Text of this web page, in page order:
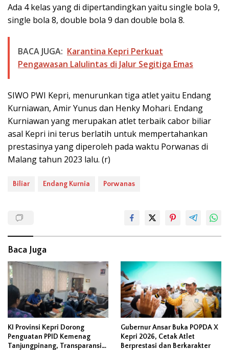
Ada 4 kelas yang di dipertandingkan yaitu single bola 9,
single bola 8, double bola 9 dan double bola 8.
BACA JUGA: Karantina Kepri Perkuat
Pengawasan Lalulintas di Jalur Segitiga Emas
SIWO PWI Kepri, menurunkan tiga atlet yaitu Endang
Kurniawan, Amir Yunus dan Henky Mohari. Endang
Kurniawan yang merupakan atlet terbaik cabor biliar
asal Kepri ini terus berlatih untuk mempertahankan
prestasinya yang diperoleh pada waktu Porwanas di
Malang tahun 2023 lalu. (r)
Biliar Endang Kurnia Porwanas
Baca Juga
KI Provinsi Kepri Dorong
Penguatan PPID Kemenag
Tanjungpinang, Transparansi
Gubernur Ansar Buka POPDA X
Kepri 2026, Cetak Atlet
Berprestasi dan Berkarakter